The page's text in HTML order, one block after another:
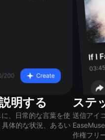
明する
、日常的な言葉を使
体的な状況、あるい
ステ
送信アイ
作権フリ